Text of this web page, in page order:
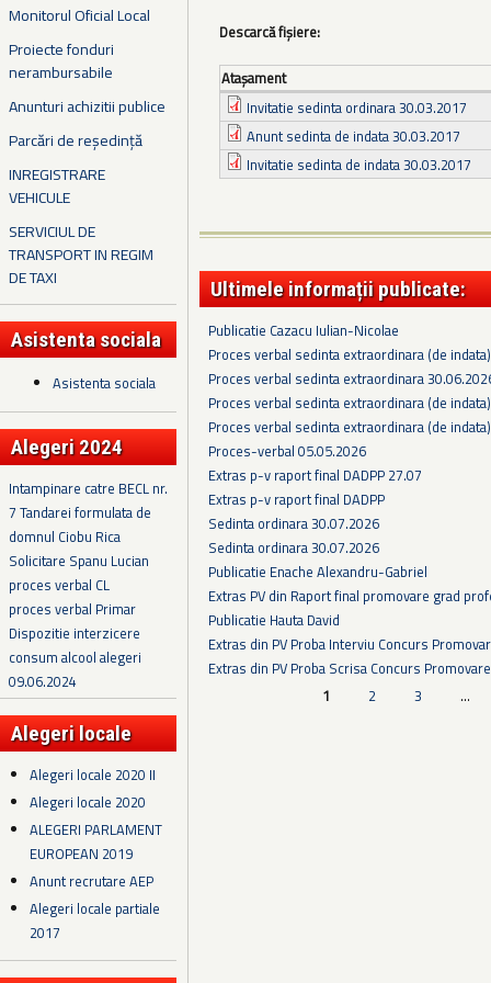
Monitorul Oficial Local
Proiecte fonduri
nerambursabile
Anunturi achizitii publice
Parcări de reședință
INREGISTRARE
VEHICULE
SERVICIUL DE
TRANSPORT IN REGIM
DE TAXI
Asistenta sociala
Asistenta sociala
Alegeri 2024
Intampinare catre BECL nr.
7 Tandarei formulata de
domnul Ciobu Rica
Solicitare Spanu Lucian
proces verbal CL
proces verbal Primar
Dispozitie interzicere
consum alcool alegeri
09.06.2024
Alegeri locale
Alegeri locale 2020 II
Alegeri locale 2020
ALEGERI PARLAMENT
EUROPEAN 2019
Anunt recrutare AEP
Alegeri locale partiale
2017
Descarcă fișiere:
Ataşament
Invitatie sedinta ordinara 30.03.2017
Anunt sedinta de indata 30.03.2017
Invitatie sedinta de indata 30.03.2017
Ultimele informații publicate:
Publicatie Cazacu Iulian-Nicolae
Proces verbal sedinta extraordinara (de
Proces verbal sedinta extraordinara
Proces verbal sedinta extraordinara (de
Proces verbal sedinta extraordinara (de
Proces-verbal 05.05.2026
Extras p-v raport final DADPP 27.07
Extras p-v raport final DADPP
Sedinta ordinara 30.07.2026
Sedinta ordinara 30.07.2026
Publicatie Enache Alexandru-Gabriel
Extras PV din Raport final promovare grad
Publicatie Hauta David
Extras din PV Proba Interviu Concurs
Extras din PV Proba Scrisa Concurs
1 2 3 …